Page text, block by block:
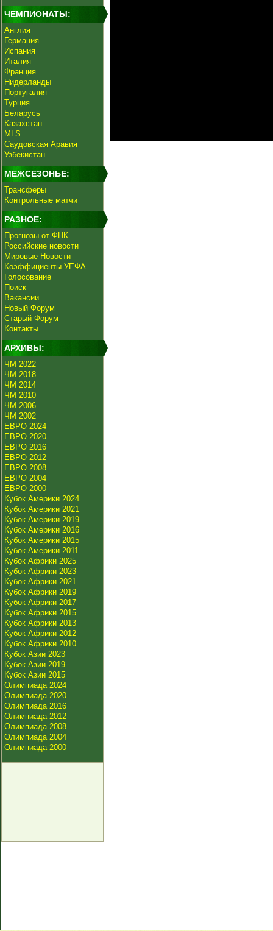
ЧЕМПИОНАТЫ:
Англия
Германия
Испания
Италия
Франция
Нидерланды
Португалия
Турция
Беларусь
Казахстан
MLS
Саудовская Аравия
Узбекистан
МЕЖСЕЗОНЬЕ:
Трансферы
Контрольные матчи
РАЗНОЕ:
Прогнозы от ФНК
Российские новости
Мировые Новости
Коэффициенты УЕФА
Голосование
Поиск
Вакансии
Новый Форум
Старый Форум
Контакты
АРХИВЫ:
ЧМ 2022
ЧМ 2018
ЧМ 2014
ЧМ 2010
ЧМ 2006
ЧМ 2002
ЕВРО 2024
ЕВРО 2020
ЕВРО 2016
ЕВРО 2012
ЕВРО 2008
ЕВРО 2004
ЕВРО 2000
Кубок Америки 2024
Кубок Америки 2021
Кубок Америки 2019
Кубок Америки 2016
Кубок Америки 2015
Кубок Америки 2011
Кубок Африки 2025
Кубок Африки 2023
Кубок Африки 2021
Кубок Африки 2019
Кубок Африки 2017
Кубок Африки 2015
Кубок Африки 2013
Кубок Африки 2012
Кубок Африки 2010
Кубок Азии 2023
Кубок Азии 2019
Кубок Азии 2015
Олимпиада 2024
Олимпиада 2020
Олимпиада 2016
Олимпиада 2012
Олимпиада 2008
Олимпиада 2004
Олимпиада 2000